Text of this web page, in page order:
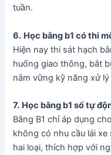
tuần.
6. Học bằng b1 có thi
Hiện nay thi sát hạch
huống giao thông, bắt
nắm vững kỹ năng xử
7. Học bằng b1 số tự
Bằng B1 chỉ áp dụng
không có nhu cầu lái xe
hai loại, thích hợp với